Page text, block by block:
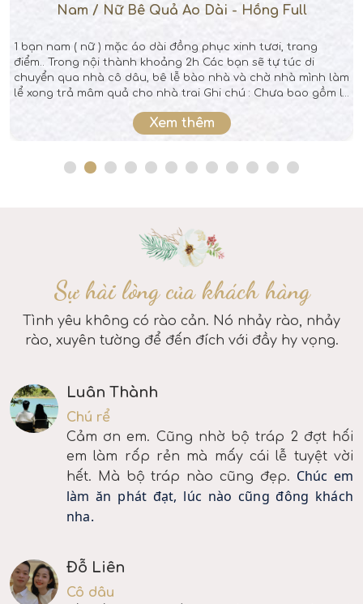
Nam / Nữ Bê Quả Áo Dài - Hồng Full
1 bạn nam ( nữ ) mặc áo dài đồng phục xinh tươi, trang
điểm.. Trong nội thành khoảng 2h Các bạn sẽ tự túc di
chuyển qua nhà cô dâu, bê lễ bào nhà và chờ nhà mình làm
lể xong trả mâm quả cho nhà trai Ghi chú : Chưa bao gồm lì
Xem thêm
Sự hài lòng của khách hàng
Tình yêu không có rào cản. Nó nhảy rào, nhảy
rào, xuyên tường để đến đích với đầy hy vọng.
Luân Thành
Chú rể
Cảm ơn em. Cũng nhờ bộ tráp 2 đợt hối
em làm rốp rẻn mà mấy cái lễ tuyệt vời
hết. Mà bộ tráp nào cũng đẹp. Chúc em
làm ăn phát đạt, lúc nào cũng đông khách
nha.
Đỗ Liên
Cô dâu